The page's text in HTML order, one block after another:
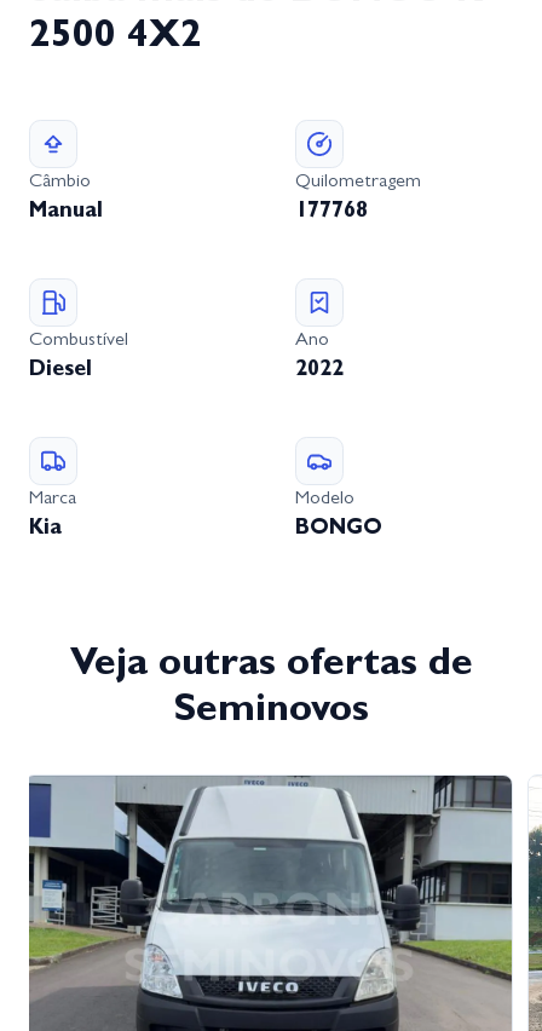
2500 4X2
Câmbio
Manual
Quilometragem
177768
Combustível
Diesel
Ano
2022
Marca
Kia
Modelo
BONGO
Veja outras ofertas de
Seminovos